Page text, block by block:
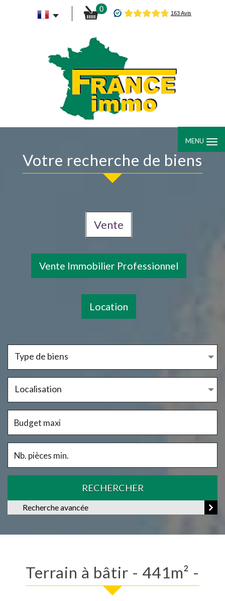
0
MENU
votre recherche de biens
Vente
Vente Immobilier Professionnel
Location
Type de biens
Localisation
RECHERCHER
Recherche avancée
terrain à bâtir - 441m² -